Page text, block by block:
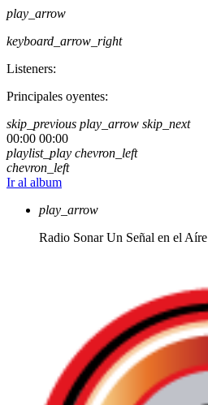
play_arrow
keyboard_arrow_right
Listeners:
Principales oyentes:
skip_previous play_arrow skip_next
00:00 00:00
playlist_play chevron_left
chevron_left
Ir al album
play_arrow
Radio Sonar Un Señal en el Aíre